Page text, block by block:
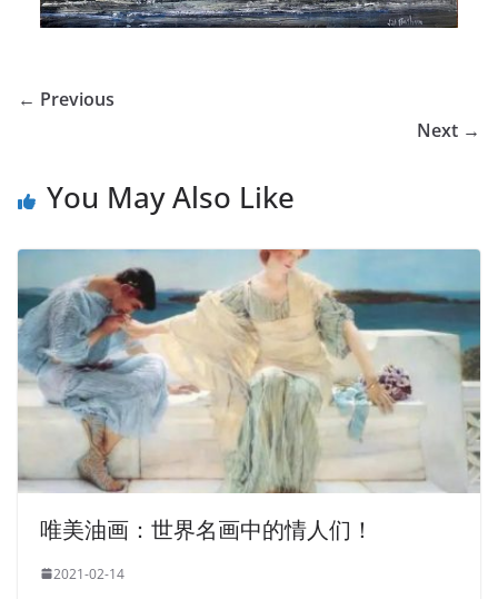
← Previous
Next →
You May Also Like
唯美油画：世界名画中的情人们！
2021-02-14